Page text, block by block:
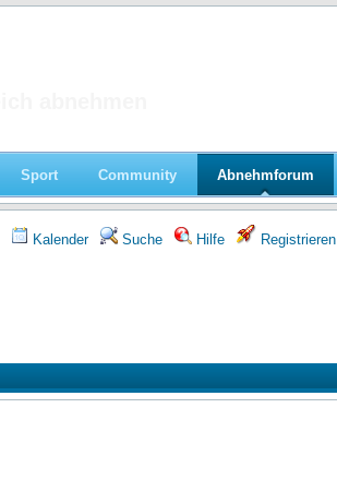
Sport Community Abnehmforum
Kalender Suche Hilfe Registrieren